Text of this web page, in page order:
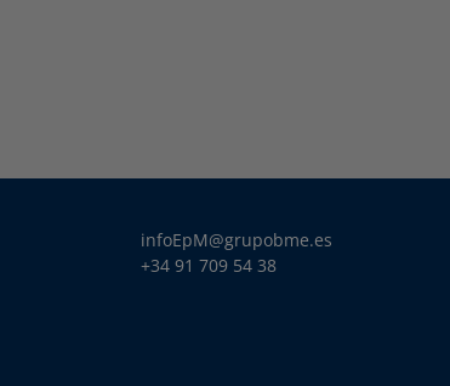
infoEpM@grupobme.es
+34 91 709 54 38